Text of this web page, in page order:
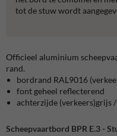
tot de stuw wordt
Officieel aluminium
rand.
bordrand RAL9016
font geheel reflecterend
achterzijde (verkeers)grijs
Scheepvaartbord BPR E.3 -